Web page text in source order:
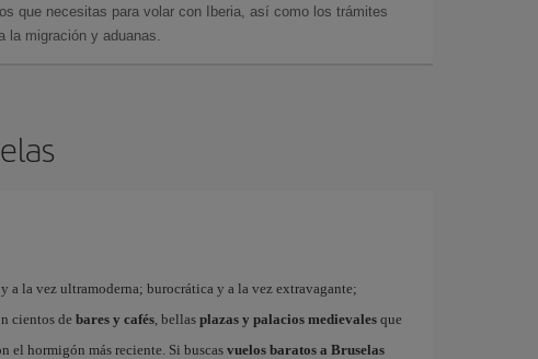
que necesitas para volar con Iberia, así como los trámites
la migración y aduanas.
la vez ultramoderna; burocrática y a la vez extravagante;
cientos de bares y cafés, bellas plazas y palacios medievalesque
el hormigón más reciente. Si buscasvuelos baratos a Bruselas